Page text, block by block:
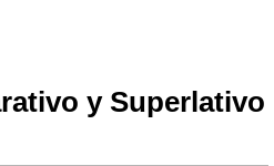
y Superlativo